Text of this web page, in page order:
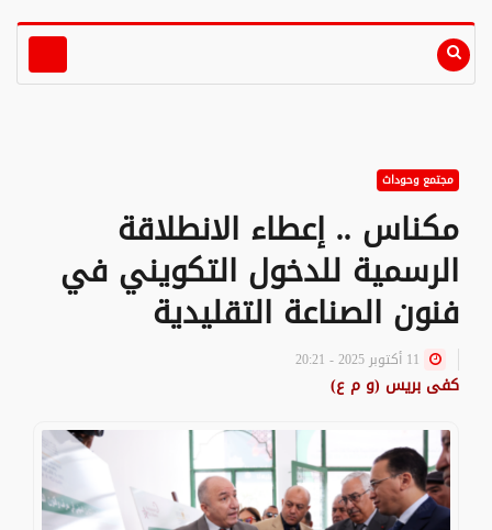
مجتمع وحوداث
مكناس .. إعطاء الانطلاقة
الرسمية للدخول التكويني في
فنون الصناعة التقليدية
كفى بريس (و م ع)